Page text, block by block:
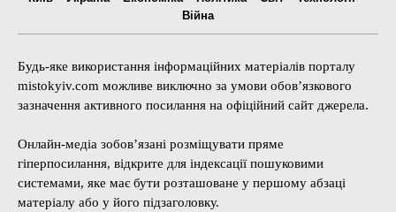
Війна
Будь-яке використання інформаційних матеріалів порталу
mistokyiv.com можливе виключно за умови обов’язкового
зазначення активного посилання на офіційний сайт джерела.
Онлайн-медіа зобов’язані розміщувати пряме
гіперпосилання, відкрите для індексації пошуковими
системами, яке має бути розташоване у першому абзаці
матеріалу або у його підзаголовку.